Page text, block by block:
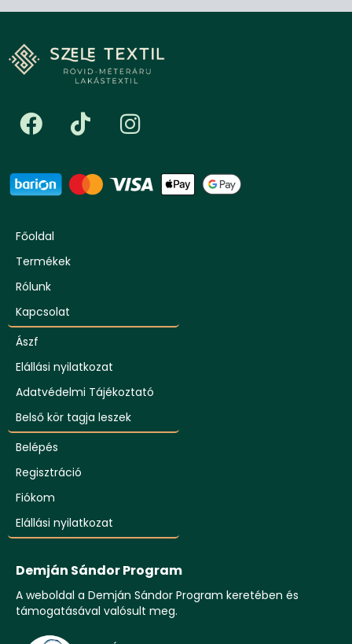
Főoldal
Termékek
Rólunk
Kapcsolat
Ászf
Elállási nyilatkozat
Adatvédelmi Tájékoztató
Belső kör tagja leszek
Belépés
Regisztráció
Fiókom
Elállási nyilatkozat
Demján Sándor Program
A weboldal a Demján Sándor Program keretében és
támogatásával valósult meg.